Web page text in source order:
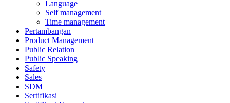
Language
Self management
Time management
Pertambangan
Product Management
Public Relation
Public Speaking
Safety
Sales
SDM
Sertifikasi